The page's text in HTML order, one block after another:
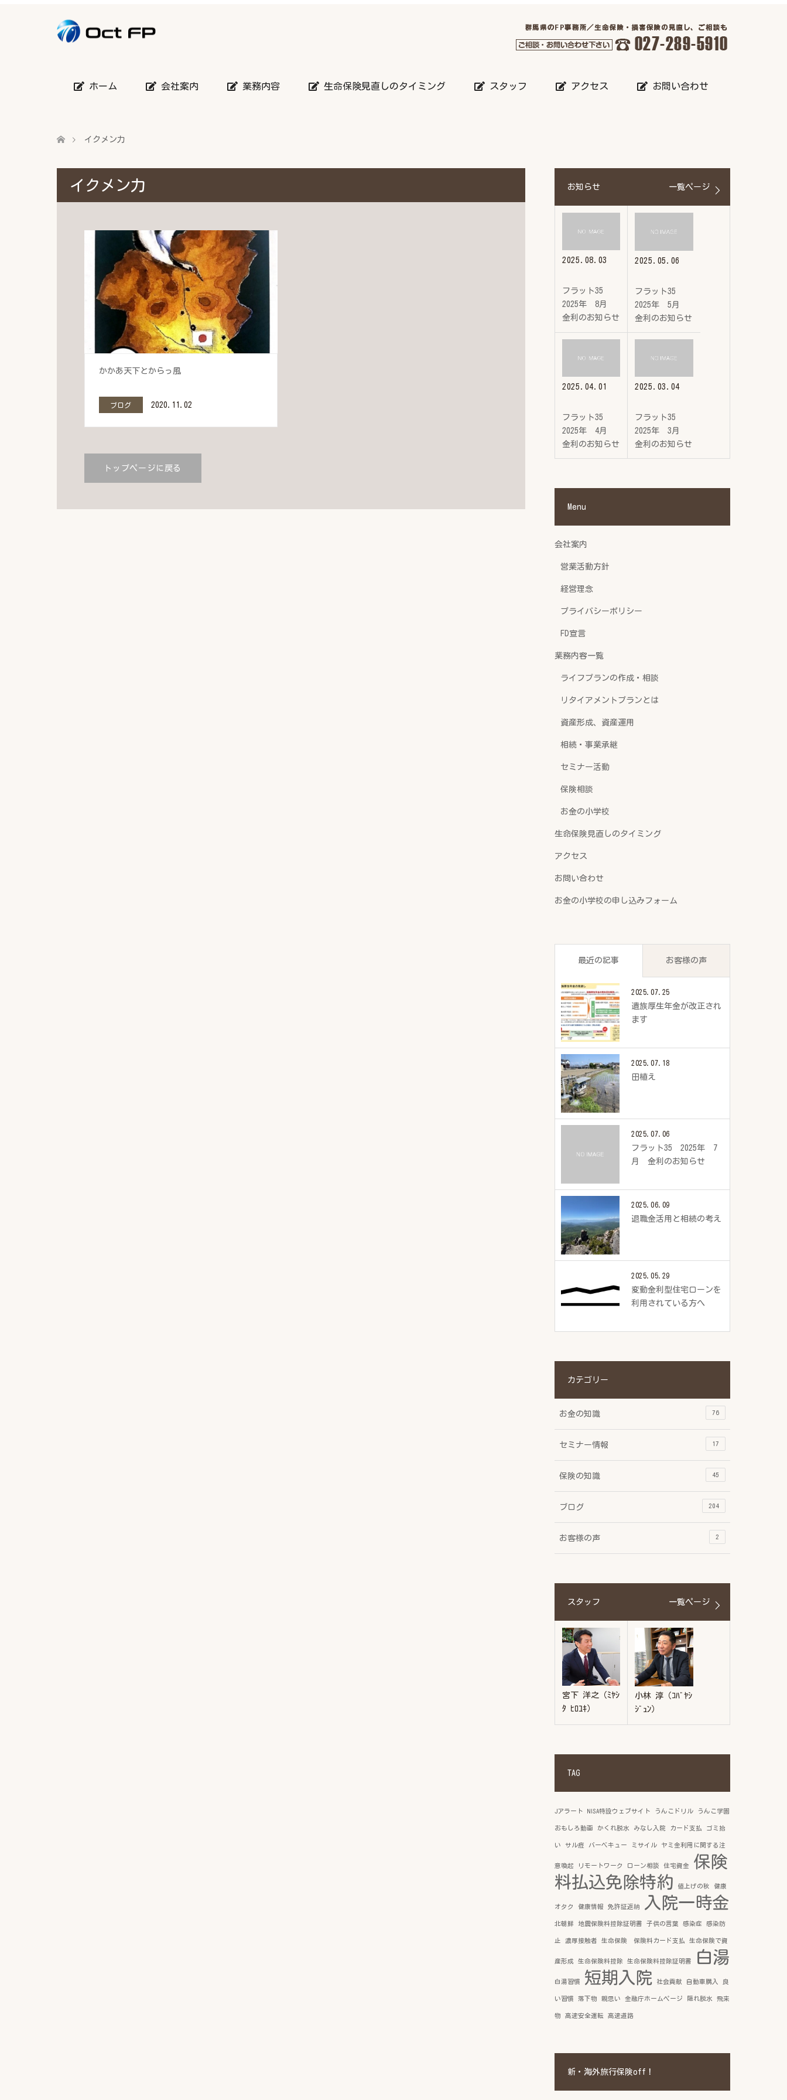
ホーム 会社案内 業務内容 生命保険見直しのタイミング スタッフ アクセス お問い合わせ
イクメン力
イクメン力
かかあ天下とからっ風
ブログ 2020.11.02
トップページに戻る
お知らせ 一覧ページ
2025.08.03
フラット35
2025年 8月
金利のお知らせ
2025.05.06
フラット35
2025年 5月
金利のお知らせ
2025.04.01
フラット35
2025年 4月
金利のお知らせ
2025.03.04
フラット35
2025年 3月
金利のお知らせ
Menu
会社案内
営業活動方針
経営理念
プライバシーポリシー
FD宣言
業務内容一覧
ライフプランの作成・相談
リタイアメントプランとは
資産形成、資産運用
相続・事業承継
セミナー活動
保険相談
お金の小学校
生命保険見直しのタイミング
アクセス
お問い合わせ
お金の小学校の申し込みフォーム
最近の記事 お客様の声
2025.07.25
遺族厚生年金が改正され
ます
2025.07.18
田植え
2025.07.06
フラット35 2025年 7
月 金利のお知らせ
2025.06.09
退職金活用と相続の考え
2025.05.29
変動金利型住宅ローンを
利用されている方へ
カテゴリー
お金の知識 76
セミナー情報 17
保険の知識 45
ブログ 204
お客様の声 2
スタッフ 一覧ページ
宮下 洋之（ﾐﾔｼ
ﾀ ﾋﾛﾕｷ）
小林 淳（ｺﾊﾞﾔｼ
ｼﾞｭﾝ）
TAG
Jアラート NISA特設ウェブサイト うんこドリル うんこ学園
おもしろ動画 かくれ脱水 みなし入院 カード支払 ゴミ拾
い サル痘 バーベキュー ミサイル ヤミ金利用に関する注
意喚起 リモートワーク ローン相談 住宅資金
保険
料払込免除特約
値上げの秋 健康
オタク 健康情報 免許証返納 入院一時金
北朝鮮 地震保険料控除証明書 子供の言葉 感染症 感染防
止 濃厚接触者 生命保険 保険料カード支払 生命保険で資
産形成 生命保険料控除 生命保険料控除証明書 白湯
白湯習慣 短期入院 社会貢献 自動車購入 良
い習慣 落下物 親思い 金融庁ホームページ 隠れ脱水 飛来
物 高速安全運転 高速道路
新・海外旅行保険off！